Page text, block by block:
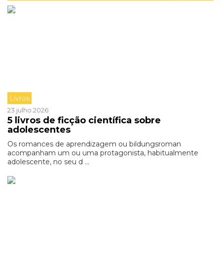
Livros
23 julho 2026
5 livros de ficção científica sobre
adolescentes
Os romances de aprendizagem ou bildungsroman
acompanham um ou uma protagonista, habitualmente
adolescente, no seu d ...